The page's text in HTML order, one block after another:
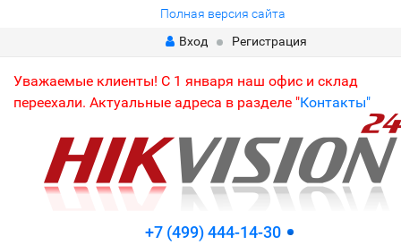
Полная версия сайта
Вход
Регистрация
Уважаемые клиенты! С 1 января наш офис и склад
переехали. Актуальные адреса в разделе "Контакты"
+7 (499) 444-14-30